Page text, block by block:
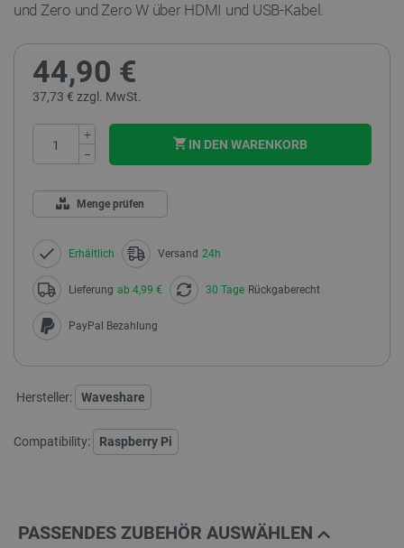
und Zero und Zero Wüber HDMI und USB-Kabel.
44,90 €
37,73 € zzgl. MwSt.
+
−
IN DEN WARENKORB
Menge prüfen
Erhältlich Versand 24h
Lieferung ab 4,99 € 30 Tage Rückgaberecht
PayPal Bezahlung
Hersteller: Waveshare
Compatibility: Raspberry Pi
PASSENDES ZUBEHÖR AUSWÄHLEN